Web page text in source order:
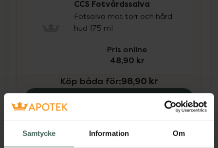
Samtycke Information Om
CCS Fotvårdssalva
Fotsalva mot torr och hård
hud 175 ml
Pris online
48,90 kr
Köp båda för:98,90 kr
Beskrivning Dölj